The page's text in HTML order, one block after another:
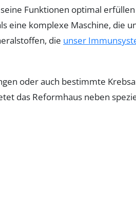
Funktionen optimal
eine komplexe Maschine, die
die unser
oder auch bestimmte
das Reformhaus neben